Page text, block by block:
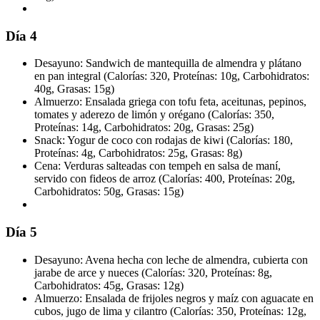
Día 4
Desayuno: Sandwich de mantequilla de almendra y plátano
en pan integral (Calorías: 320, Proteínas: 10g, Carbohidratos:
40g, Grasas: 15g)
Almuerzo: Ensalada griega con tofu feta, aceitunas, pepinos,
tomates y aderezo de limón y orégano (Calorías: 350,
Proteínas: 14g, Carbohidratos: 20g, Grasas: 25g)
Snack: Yogur de coco con rodajas de kiwi (Calorías: 180,
Proteínas: 4g, Carbohidratos: 25g, Grasas: 8g)
Cena: Verduras salteadas con tempeh en salsa de maní,
servido con fideos de arroz (Calorías: 400, Proteínas: 20g,
Carbohidratos: 50g, Grasas: 15g)
Día 5
Desayuno: Avena hecha con leche de almendra, cubierta con
jarabe de arce y nueces (Calorías: 320, Proteínas: 8g,
Carbohidratos: 45g, Grasas: 12g)
Almuerzo: Ensalada de frijoles negros y maíz con aguacate en
cubos, jugo de lima y cilantro (Calorías: 350, Proteínas: 12g,